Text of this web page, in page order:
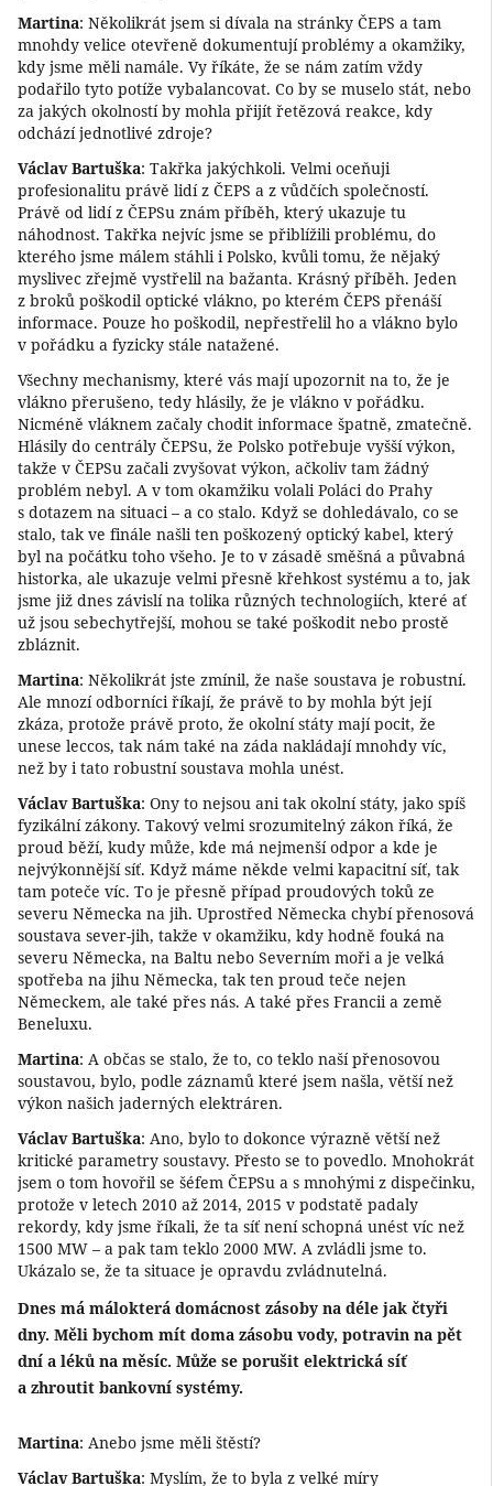
Martina: Několikrát jsem si dívala na stránky ČEPS a tam
mnohdy velice otevřeně dokumentují problémy a okamžiky,
kdy jsme měli namále. Vy říkáte, že se nám zatím vždy
podařilo tyto potíže vybalancovat. Co by se muselo stát, nebo
za jakých okolností by mohla přijít řetězová reakce, kdy
odchází jednotlivé zdroje?
Václav Bartuška: Takřka jakýchkoli. Velmi oceňuji
profesionalitu právě lidí z ČEPS a z vůdčích společností.
Právě od lidí z ČEPSu znám příběh, který ukazuje tu
náhodnost. Takřka nejvíc jsme se přiblížili problému, do
kterého jsme málem stáhli i Polsko, kvůli tomu, že nějaký
myslivec zřejmě vystřelil na bažanta. Krásný příběh. Jeden
z broků poškodil optické vlákno, po kterém ČEPS přenáší
informace. Pouze ho poškodil, nepřestřelil ho a vlákno bylo
v pořádku a fyzicky stále natažené.
Všechny mechanismy, které vás mají upozornit na to, že je
vlákno přerušeno, tedy hlásily, že je vlákno v pořádku.
Nicméně vláknem začaly chodit informace špatně, zmatečně.
Hlásily do centrály ČEPSu, že Polsko potřebuje vyšší výkon,
takže v ČEPSu začali zvyšovat výkon, ačkoliv tam žádný
problém nebyl. A v tom okamžiku volali Poláci do Prahy
s dotazem na situaci – a co stalo. Když se dohledávalo, co se
stalo, tak ve finále našli ten poškozený optický kabel, který
byl na počátku toho všeho. Je to v zásadě směšná a půvabná
historka, ale ukazuje velmi přesně křehkost systému a to, jak
jsme již dnes závislí na tolika různých technologiích, které ať
už jsou sebechytřejší, mohou se také poškodit nebo prostě
zbláznit.
Martina: Několikrát jste zmínil, že naše soustava je robustní.
Ale mnozí odborníci říkají, že právě to by mohla být její
zkáza, protože právě proto, že okolní státy mají pocit, že
unese leccos, tak nám také na záda nakládají mnohdy víc,
než by i tato robustní soustava mohla unést.
Václav Bartuška: Ony to nejsou ani tak okolní státy, jako spíš
fyzikální zákony. Takový velmi srozumitelný zákon říká, že
proud běží, kudy může, kde má nejmenší odpor a kde je
nejvýkonnější síť. Když máme někde velmi kapacitní síť, tak
tam poteče víc. To je přesně případ proudových toků ze
severu Německa na jih. Uprostřed Německa chybí přenosová
soustava sever-jih, takže v okamžiku, kdy hodně fouká na
severu Německa, na Baltu nebo Severním moři a je velká
spotřeba na jihu Německa, tak ten proud teče nejen
Německem, ale také přes nás. A také přes Francii a země
Beneluxu.
Martina: A občas se stalo, že to, co teklo naší přenosovou
soustavou, bylo, podle záznamů které jsem našla, větší než
výkon našich jaderných elektráren.
Václav Bartuška: Ano, bylo to dokonce výrazně větší než
kritické parametry soustavy. Přesto se to povedlo. Mnohokrát
jsem o tom hovořil se šéfem ČEPSu a s mnohými z dispečinku,
protože v letech 2010 až 2014, 2015 v podstatě padaly
rekordy, kdy jsme říkali, že ta síť není schopná unést víc než
1500 MW – a pak tam teklo 2000 MW. A zvládli jsme to.
Ukázalo se, že ta situace je opravdu zvládnutelná.
Dnes má málokterá domácnost zásoby na déle jak čtyři
dny. Měli bychom mít doma zásobu vody, potravin na pět
dní a léků na měsíc. Může se porušit elektrická síť
a zhroutit bankovní systémy.
Martina: Anebo jsme měli štěstí?
Václav Bartuška: Myslím, že to byla z velké míry